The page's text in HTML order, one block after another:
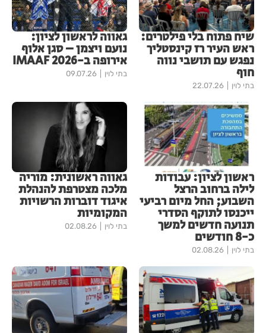
שיח פתוח בלי פילטרים:
ראש העיר רז קינסטליך
נפגש עם תושבי נווה
חוף
בתי לוין 22.07.26
גאווה לראשון לציון:
נועם ויצמן – סגן אלוף
אירופה ב-IMAAF 2026
בתי לוין 09.07.26
ראשון לציון: עבודות
לילה ברחוב הרצל
השבוע; החל מיום רביעי
ייכנסו לתוקף הסדרי
תנועה חדשים למשך
כ-8 חודשים
בתי לוין 02.08.26
גאווה ראשונית: מוריה
מלכה מצטרפת להנהלת
איגוד דוברות הרשויות
המקומיות
בתי לוין 02.08.26